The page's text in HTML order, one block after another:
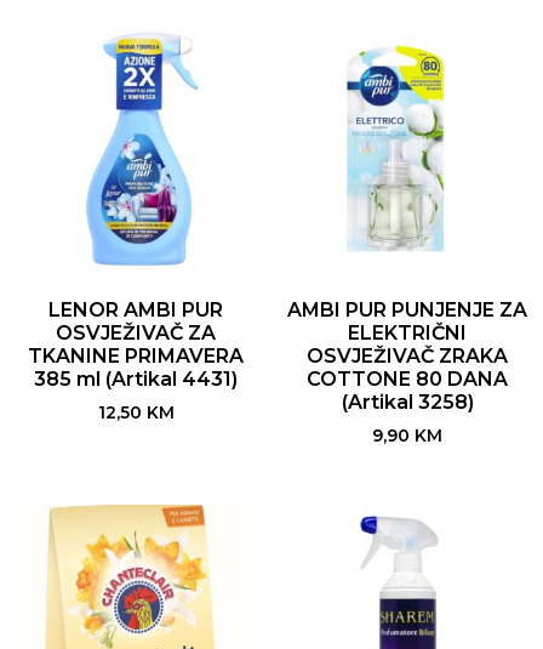
LENOR AMBI PUR
OSVJEŽIVAČ ZA
TKANINE PRIMAVERA
385 ml (Artikal 4431)
12,50 KM
AMBI PUR PUNJENJE ZA
ELEKTRIČNI
OSVJEŽIVAČ ZRAKA
COTTONE 80 DANA
(Artikal 3258)
9,90 KM